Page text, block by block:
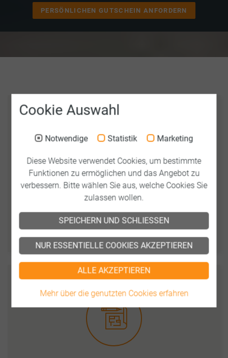
PERSÖNLICHEN GUTSCHEIN ANFORDERN
Unsere fast 56-jährige Erfahrung ...
Macht Sie stark, bildet diese doch die Grundlage für Ihren
Cookie Auswahl
Notwendige Statistik Marketing
Diese Website verwendet Cookies, um bestimmte
Funktionen zu ermöglichen und das Angebot zu
verbessern. Bitte wählen Sie aus, welche Cookies Sie
zulassen wollen.
SPEICHERN UND SCHLIESSEN
NUR ESSENTIELLE COOKIES AKZEPTIEREN
ALLE AKZEPTIEREN
Mehr über die genutzten Cookies erfahren